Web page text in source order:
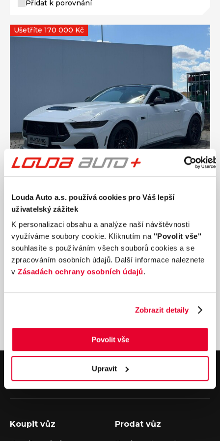
Louda Auto a.s. používá cookies pro Váš lepší
uživatelský zážitek
K personalizaci obsahu a analýze naší návštěvnosti
využíváme soubory cookie. Kliknutím na "Povolit vše"
souhlasíte s používáním všech souborů cookies a se
zpracováním osobních údajů. Další informace naleznete
v Zásadách ochrany osobních údajů.
Zobrazit detaily
Povolit vše
Upravit
Přidat k porovnání
FORD Mustang Fastback 5.0 Ti-VCT V8 GT
328 kW
Nájezd
0 km
Výkon
328 kW
Benzín
Převodovka
Manuální
1 531 900 Kčs DPH
Ušetříte 170 000 Kč
V případě dotazů volejte číslo nonstop infolinky
nebo nám napište na e-mailauto@louda.cz
Koupit vůz Prodat vůz